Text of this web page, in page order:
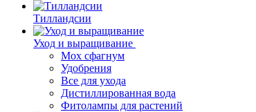
Тилландсии
Уход и выращивание
Мох сфагнум
Удобрения
Все для ухода
Дистиллированная вода
Фитолампы для растений